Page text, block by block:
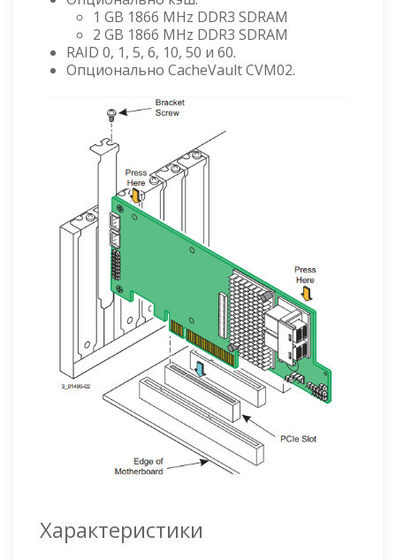
1 GB 1866 MHz DDR3 SDRAM
2 GB 1866 MHz DDR3 SDRAM
RAID 0, 1, 5, 6, 10, 50 и 60.
Опционально CacheVault CVM02.
Характеристики